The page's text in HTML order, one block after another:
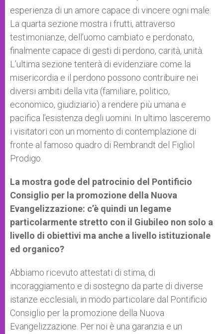
esperienza di un amore capace di vincere ogni male.
La quarta sezione mostra i frutti, attraverso
testimonianze, dell’uomo cambiato e perdonato,
finalmente capace di gesti di perdono, carità, unità.
L’ultima sezione tenterà di evidenziare come la
misericordia e il perdono possono contribuire nei
diversi ambiti della vita (familiare, politico,
economico, giudiziario) a rendere più umana e
pacifica l’esistenza degli uomini. In ultimo lasceremo
i visitatori con un momento di contemplazione di
fronte al famoso quadro di Rembrandt del Figliol
Prodigo.
La mostra gode del patrocinio del Pontificio
Consiglio per la promozione della Nuova
Evangelizzazione: c’è quindi un legame
particolarmente stretto con il Giubileo non solo a
livello di obiettivi ma anche a livello istituzionale
ed organico?
Abbiamo ricevuto attestati di stima, di
incoraggiamento e di sostegno da parte di diverse
istanze ecclesiali, in modo particolare dal Pontificio
Consiglio per la promozione della Nuova
Evangelizzazione. Per noi è una garanzia e un